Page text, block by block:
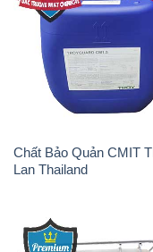
Chất Bảo Quản CMIT
Lan Thailand